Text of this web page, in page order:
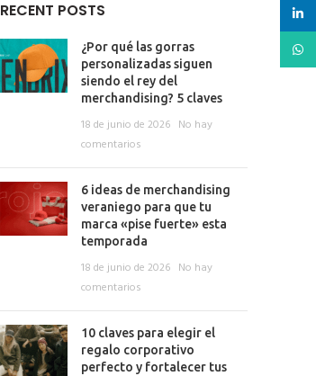
RECENT POSTS
¿Por qué las gorras
personalizadas siguen
siendo el rey del
merchandising? 5 claves
18 de junio de 2026 No hay
comentarios
6 ideas de merchandising
veraniego para que tu
marca «pise fuerte» esta
temporada
18 de junio de 2026 No hay
comentarios
10 claves para elegir el
regalo corporativo
perfecto y fortalecer tus